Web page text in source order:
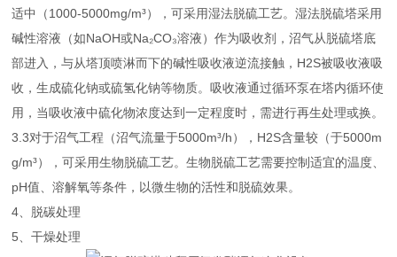
适中（1000-5000mg/m³），可采用湿法脱硫工艺。湿法脱硫塔采用
碱性溶液（如NaOH或Na₂CO₃溶液）作为吸收剂，沼气从脱硫塔底
部进入，与从塔顶喷淋而下的碱性吸收液逆流接触，H2S被吸收液吸
收，生成硫化钠或硫氢化钠等物质。吸收液通过循环泵在塔内循环使
用，当吸收液中硫化物浓度达到一定程度时，需进行再生处理或换。
3.3对于沼气工程（沼气流量于5000m³/h），H2S含量较（于5000m
g/m³），可采用生物脱硫工艺。生物脱硫工艺需要控制适宜的温度、
pH值、溶解氧等条件，以微生物的活性和脱硫效果。
4、脱碳处理
5、干燥处理